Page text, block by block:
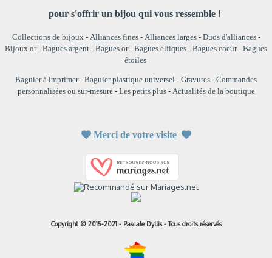
pour s'offrir un bijou qui vous ressemble !
Collections de bijoux- Alliances fines- Alliances larges- Duos d'alliances-
Bijoux or- Bagues argent - Bagues or- Bagues elfiques - Bagues coeur- Bagues
étoiles
Baguier à imprimer- Baguier plastique universel - Gravures - Commandes
personnalisées ou sur-mesure- Les petits plus- Actualités de la boutique
Merci de votre visite 
Copyright © 2015-2021 - Pascale Dyllis - Tous droits réservés